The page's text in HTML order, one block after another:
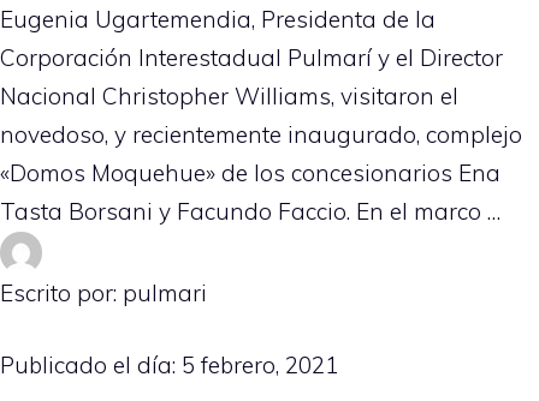
Eugenia Ugartemendia, Presidenta de la
Corporación Interestadual Pulmarí y el Director
Nacional Christopher Williams, visitaron el
novedoso, y recientemente inaugurado, complejo
«Domos Moquehue» de los concesionarios Ena
Tasta Borsani y Facundo Faccio. En el marco …
Escrito por: pulmari
Publicado el día: 5 febrero, 2021